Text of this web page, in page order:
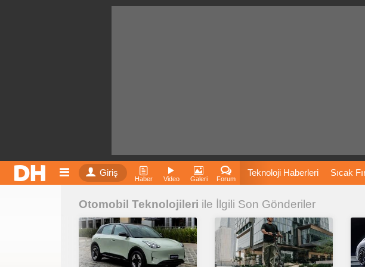
Giriş
Haber Video Galeri Forum
Teknoloji Haberleri Sıcak
Film Önerileri Türkiye
Fiyatları Vizyondaki Filmler
İnstagram Dondurma
Otomobil Teknolojileri ile İlgili Son Gönderiler